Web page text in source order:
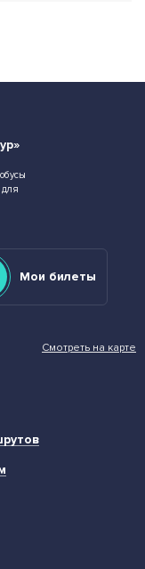
для
Смотреть на карте
Мои билеты